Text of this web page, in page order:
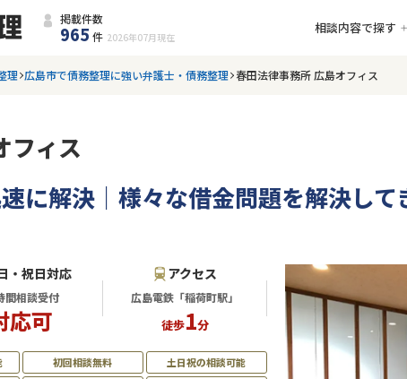
掲載件数
965 件 2026年07月 現在
相談内容で探す
理 広島市で債務整理に強い弁護士・債務整理 春田法律事務所 広島オフィス
フィス
に解決｜様々な借金問題を解決し
・祝日対応
間相談受付
応可
アクセス
広島電鉄「稲荷町駅」
徒歩1分
初回相談無料
土日祝の相談可能